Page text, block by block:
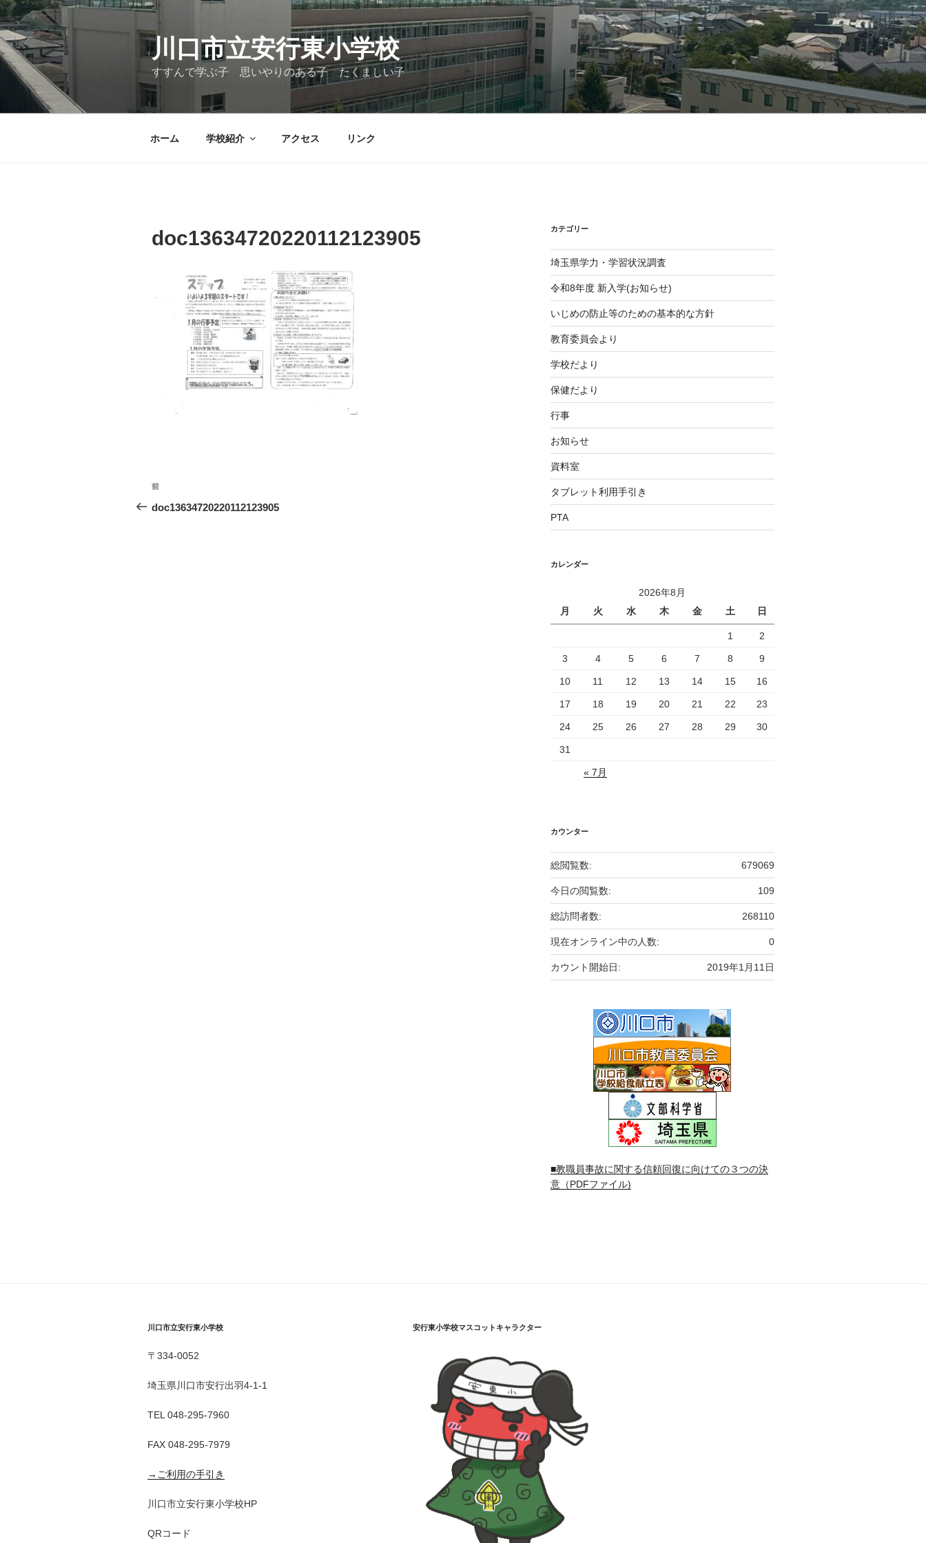
コ
ン
テ
ン
ツ
川口市立安行東小学校
すすんで学ぶ子 思いやりのある子 たくましい子
ホーム 学校紹介 アクセス リンク
doc13634720220112123905
投
稿
前
の
前
doc13634720220112123905
カテゴリー
埼玉県学力・学習状況調査
令和8年度 新入学(お知らせ)
いじめの防止等のための基本的な方針
教育委員会より
学校だより
保健だより
行事
お知らせ
資料室
タブレット利用手引き
PTA
カレンダー
2026年8月
月
火 水 木 金 土 日
1 2
3 4 5 6 7 8 9
10 11 12 13 14 15 16
17 18 19 20 21 22 23
24 25 26 27 28 29 30
31
« 7月
カウンター
679069
総閲覧数:
109
今日の閲覧数:
268110
総訪問者数:
0
現在オンライン中の人数:
2019年1月11日
カウント開始日:
■教職員事故に関する信頼回復に向けての３つの決
意（PDFファイル)
川口市立安行東小学校
〒334-0052
埼玉県川口市安行出羽4-1-1
TEL 048-295-7960
FAX 048-295-7979
→ご利用の手引き
川口市立安行東小学校HP
QRコード
安行東小学校マスコットキャラクター